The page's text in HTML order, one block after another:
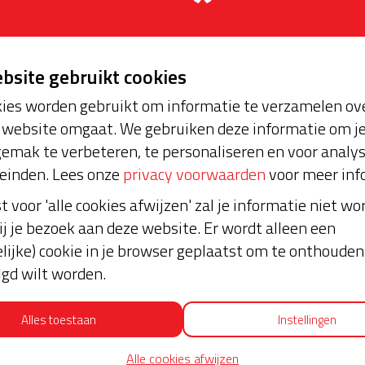
bijna en moet
blijft. Help je mee?
Laatste
€ 25
Anoniem
Met dank aan de
gebruikt cookies
worden gebruikt om informatie te verzamelen
omgaat. We gebruiken deze informatie om je
te verbeteren, te personaliseren en voor
Lees onzeprivacy voorwaardenvoor meer
voor 'alle cookies afwijzen' zal je informatie niet
je bezoek aan deze website. Er wordt alleen een
cookie in je browser geplaatst om te
wilt worden.
Alles toestaan Instellingen
Alle cookies afwijzen